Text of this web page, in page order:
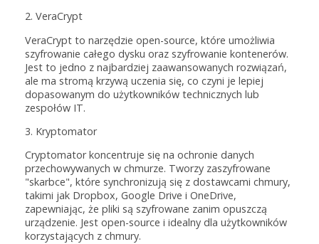
2. VeraCrypt
VeraCrypt to narzędzie open-source, które umożliwia
szyfrowanie całego dysku oraz szyfrowanie kontenerów.
Jest to jedno z najbardziej zaawansowanych rozwiązań,
ale ma stromą krzywą uczenia się, co czyni je lepiej
dopasowanym do użytkowników technicznych lub
zespołów IT.
3. Kryptomator
Cryptomator koncentruje się na ochronie danych
przechowywanych w chmurze. Tworzy zaszyfrowane
"skarbce", które synchronizują się z dostawcami chmury,
takimi jak Dropbox, Google Drive i OneDrive,
zapewniając, że pliki są szyfrowane zanim opuszczą
urządzenie. Jest open-source i idealny dla użytkowników
korzystających z chmury.